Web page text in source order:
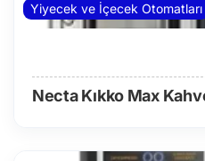
Yiyecek ve İçecek Otomatları
Necta Kıkko Max